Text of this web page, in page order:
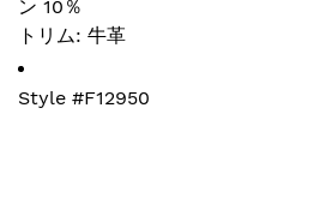
ン 10％
トリム: 牛革
Style #F12950